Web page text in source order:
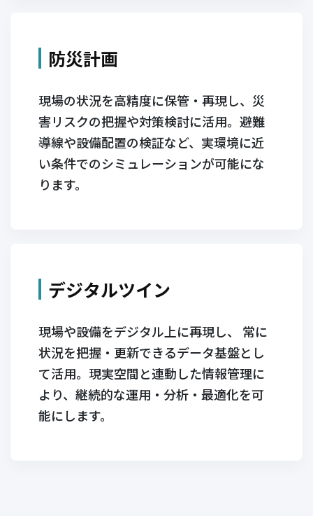
防災計画
現場の状況を高精度に保管・再現し、災
害リスクの把握や対策検討に活用。避難
導線や設備配置の検証など、実環境に近
い条件でのシミュレーションが可能にな
ります。
デジタルツイン
現場や設備をデジタル上に再現し、 常に
状況を把握・更新できるデータ基盤とし
て活用。現実空間と連動した情報管理に
より、継続的な運用・分析・最適化を可
能にします。